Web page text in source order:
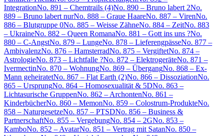
IntegrationNo. 891 – Chemtrails (4)No. 890 – Bruno labert 2No.
889 – Bruno labert nurNo. 888 – Graue HaareNo. 887 – VirenNo.
886 – Blutgruppe 0No. 885 – Weisse ZähneNo. 884 – ZeitNo. 883
– UkraineNo. 882 – Queen RomanaNo. 881 – Gott ins uns ?No.
880 – C-AngstNo. 879 – LungeNo. 878 – LieferengpässeNo. 877 –
AmbivalenzNo. 876 – HamsterradNo. 875 – VergiftetNo. 874 –
AstrologieNo. 873 – Lichtfalle ?No. 872 – ElektrogeräteNo. 871 –
IvermectinNo. 870 – WohnungNo. 869 – ÜbergangNo. 868 – Ex-
Mann geheiratetNo. 867 – Flat Earth (2)No. 866 – DissoziationNo.
865 – UrsprungNo. 864 – Homosexualität & 5DNo. 863 –
Lichtasurische GruppenNo. 862 – ArchontenNo. 861 –
KinderbücherNo. 860 – MemonNo. 859 – Colostrum-ProdukteNo.
858 – NaturgesetzeNo. 857 – PTSDNo. 856 – Business &
PartnerschaftNo. 855 – VergebungNo. 854 – 2GNo. 853 –
KamboNo. 852 – AvatarNo. 851 – Vertrag mit SatanNo. 850 –